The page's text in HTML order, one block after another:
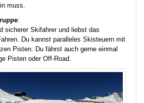
muss.
:
sicherer Skifahrer und liebst das
Du kannst paralleles Skisteuern mit
Pisten. Du fährst auch gerne einmal
Pisten oder Off-Road.